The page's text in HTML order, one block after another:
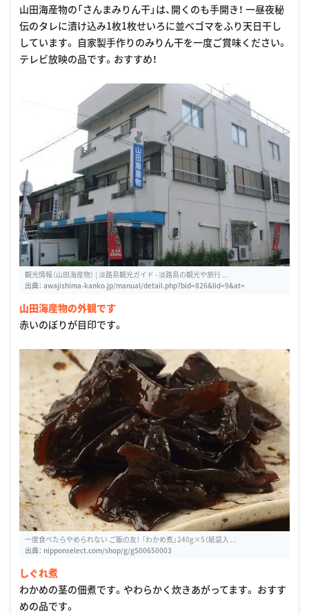
山田海産物の「さんまみりん干」は、開くのも手開き！ 一昼夜秘
伝のタレに漬け込み1枚1枚せいろに並べゴマをふり天日干し
しています。 自家製手作りのみりん干を一度ご賞味ください。
テレビ放映の品です。おすすめ！
観光情報（山田海産物） | 淡路島観光ガイド - 淡路島の観光や旅行 ...
出典： awajishima-kanko.jp/manual/detail.php?bid=826&lid=9&at=
山田海産物の外観です
赤いのぼりが目印です。
一度食べたらやめられない ご飯の友！ 『わかめ煮』240g×5（紙袋入 ...
出典： nipponselect.com/shop/g/gS00650003
しぐれ煮
わかめの茎の佃煮です。やわらかく炊きあがってます。 おすす
めの品です。